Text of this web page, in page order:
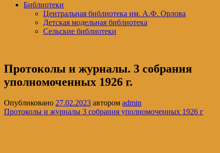
Библиотеки
Центральная библиотека им. А.Ф. Орлова
Детская модельная библиотека
Сельские библиотеки
Протоколы и журналы. 3 собрания
уполномоченных 1926 г.
Опубликовано 27.02.2023 автором admin
Протоколы и журналы 3 собрания уполномоченных 1926 г